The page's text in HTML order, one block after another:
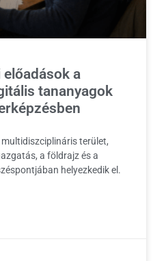
a
tananyagok
terület,
a földrajz és a
helyezkedik el.